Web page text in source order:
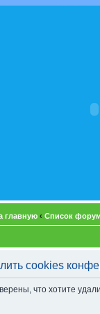
главную ‹ Список
cookies
что хотите